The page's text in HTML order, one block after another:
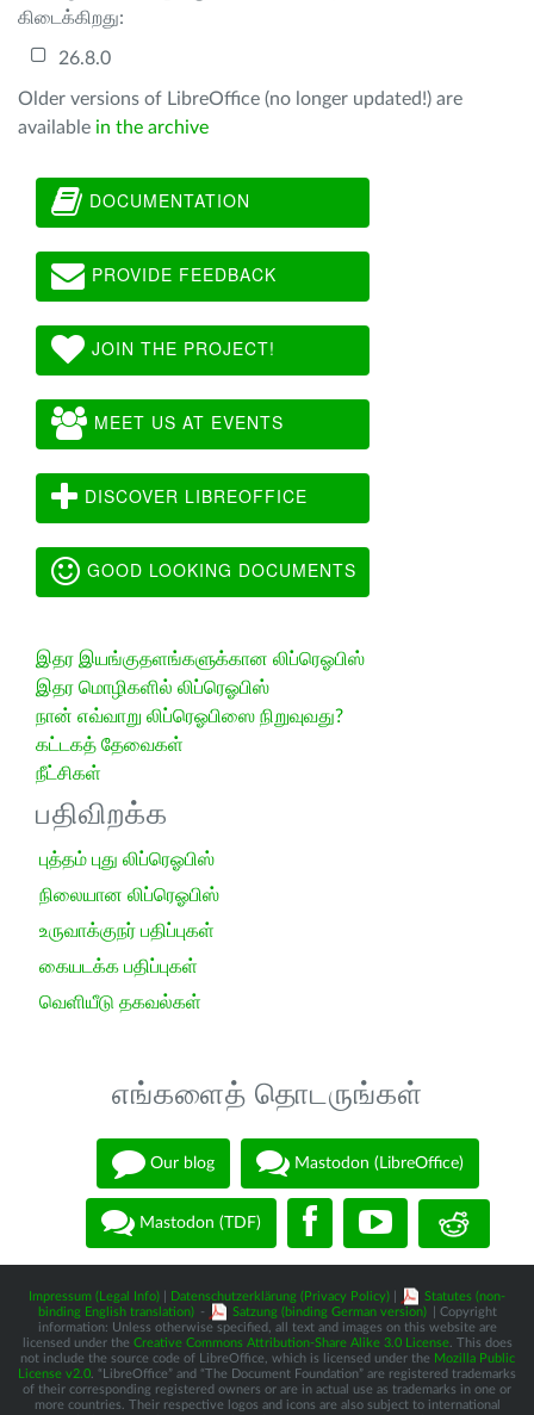
கிடைக்கிறது:
26.8.0
Older versions of LibreOffice (no longer updated!) are
available in the archive
DOCUMENTATION
PROVIDE FEEDBACK
JOIN THE PROJECT!
MEET US AT EVENTS
DISCOVER LIBREOFFICE
GOOD LOOKING DOCUMENTS
இதர இயங்குதளங்களுக்கான லிப்ரெஓபிஸ்
இதர மொழிகளில் லிப்ரெஓபிஸ்
நான் எவ்வாறு லிப்ரெஓபிஸை நிறுவுவது?
கட்டகத் தேவைகள்
நீட்சிகள்
பதிவிறக்க
புத்தம் புது லிப்ரெஓபிஸ்
நிலையான லிப்ரெஓபிஸ்
உருவாக்குநர் பதிப்புகள்
கையடக்க பதிப்புகள்
வெளியீடு தகவல்கள்
எங்களைத் தொடருங்கள்
Our blog Mastodon (LibreOffice)
Mastodon (TDF)
Impressum (Legal Info) Datenschutzerklärung (Privacy Policy)
Statutes (non-
binding English translation) - Satzung (binding German version)
| Copyright
information: Unless otherwise specified, all text and images on this website are
licensed under the Creative Commons Attribution-Share Alike 3.0 License. This does
not include the source code of LibreOffice, which is licensed under the Mozilla Public
License v2.0 . “LibreOffice” and “The Document Foundation” are registered trademarks
of their corresponding registered owners or are in actual use as trademarks in one or
more countries. Their respective logos and icons are also subject to international